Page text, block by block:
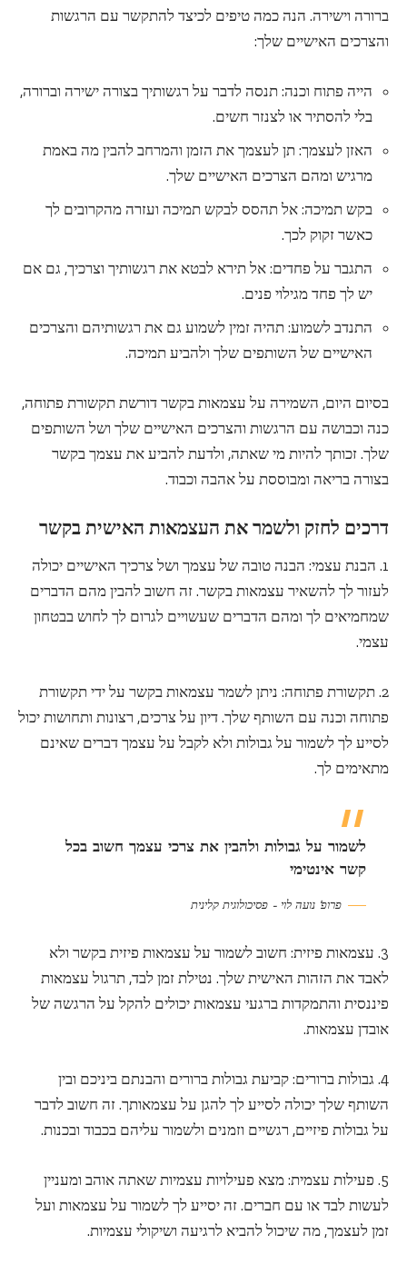
ברורה וישירה. הנה כמה טיפים לכיצד להתקשר עם הרגשות
והצרכים האישיים שלך:
הייה פתוח וכנה: תנסה לדבר על רגשותיך בצורה ישירה וברורה,
בלי להסתיר או לצנזר חשים.
האזן לעצמך: תן לעצמך את הזמן והמרחב להבין מה באמת
מרגיש ומהם הצרכים האישיים שלך.
בקש תמיכה: אל תהסס לבקש תמיכה ועזרה מהקרובים לך
כאשר זקוק לכך.
התגבר על פחדים: אל תירא לבטא את רגשותיך וצרכיך, גם אם
יש לך פחד מגילוי פנים.
התנדב לשמוע: תהיה זמין לשמוע גם את רגשותיהם והצרכים
האישיים של השותפים שלך ולהביע תמיכה.
בסיום היום, השמירה על עצמאות בקשר דורשת תקשורת פתוחה,
כנה וכבושה עם הרגשות והצרכים האישיים שלך ושל השותפים
שלך. זכותך להיות מי שאתה, ולדעת להביע את עצמך בקשר
בצורה בריאה ומבוססת על אהבה וכבוד.
דרכים לחזק ולשמר את העצמאות האישית בקשר
1. הבנת עצמי: הבנה טובה של עצמך ושל צרכיך האישיים יכולה
לעזור לך להשאיר עצמאות בקשר. זה חשוב להבין מהם הדברים
שמחמיאים לך ומהם הדברים שעשויים לגרום לך לחוש בבטחון
עצמי.
2. תקשורת פתוחה: ניתן לשמר עצמאות בקשר על ידי תקשורת
פתוחה וכנה עם השותף שלך. דיון על צרכים, רצונות ותחושות יכול
לסייע לך לשמור על גבולות ולא לקבל על עצמך דברים שאינם
מתאימים לך.
לשמור על גבולות ולהבין את צרכי עצמך חשוב בכל
קשר אינטימי
פרופ' נועה לוי – פסיכולוגית קלינית
3. עצמאות פיזית: חשוב לשמור על עצמאות פיזית בקשר ולא
לאבד את הזהות האישית שלך. נטילת זמן לבד, תרגול עצמאות
פיננסית והתמקדות ברגעי עצמאות יכולים להקל על הרגשה של
אובדן עצמאות.
4. גבולות ברורים: קביעת גבולות ברורים והבנתם ביניכם ובין
השותף שלך יכולה לסייע לך להגן על עצמאותך. זה חשוב לדבר
על גבולות פיזיים, רגשיים וזמנים ולשמור עליהם בכבוד ובכנות.
5. פעילות עצמית: מצא פעילויות עצמיות שאתה אוהב ומעניין
לעשות לבד או עם חברים. זה יסייע לך לשמור על עצמאות ועל
זמן לעצמך, מה שיכול להביא לרגיעה ושיקולי עצמיות.